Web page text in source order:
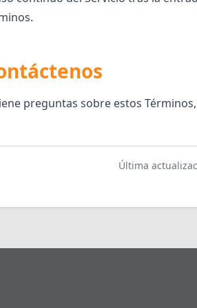
preguntas sobre estos
Última